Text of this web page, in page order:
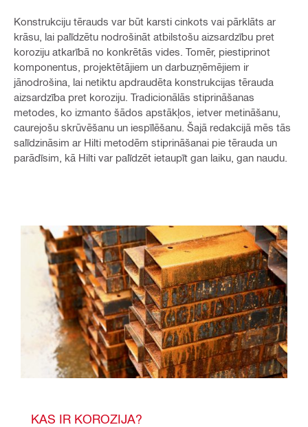
Konstrukciju tērauds var būt karsti cinkots vai pārklāts ar
krāsu, lai palīdzētu nodrošināt atbilstošu aizsardzību pret
koroziju atkarībā no konkrētās vides. Tomēr, piestiprinot
komponentus, projektētājiem un darbuzņēmējiem ir
jānodrošina, lai netiktu apdraudēta konstrukcijas tērauda
aizsardzība pret koroziju. Tradicionālās stiprināšanas
metodes, ko izmanto šādos apstākļos, ietver metināšanu,
caurejošu skrūvēšanu un iespīlēšanu. Šajā redakcijā mēs tās
salīdzināsim ar Hilti metodēm stiprināšanai pie tērauda un
parādīsim, kā Hilti var palīdzēt ietaupīt gan laiku, gan naudu.
KAS IR KOROZIJA?